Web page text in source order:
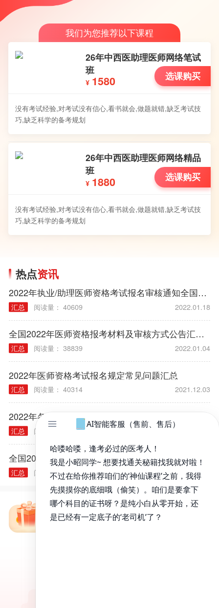
我们为您推荐以下课程
26年中西医助理医师网络笔试
班
¥ 1580 选课购买
没有考试经验,对考试没有信心,看书就会,做题就错,缺乏考试技
巧,缺乏科学的备考规划
26年中西医助理医师网络精品
班
¥ 1880 选课购买
没有考试经验,对考试没有信心,看书就会,做题就错,缺乏考试技
巧,缺乏科学的备考规划
热点资讯
2022年执业/助理医师资格考试报名审核通知全国汇总
汇总 阅读量： 40609 2022.01.18
全国2022年医师资格报考材料及审核方式公告汇总（各考区）
汇总 阅读量： 38839 2022.01.04
2022年医师资格考试报名规定常见问题汇总
汇总 阅读量： 40314 2021.12.03
2022年各类执业/助理医师实践技能大纲汇总
汇总 阅读量： 40240
全国2021年医师资格考试合格证书领取/发放通知汇总
汇总 阅读量： 40302 2022.03.23
免费备考资料包